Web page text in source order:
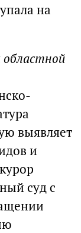
на
областной
выявляет
и
суд с